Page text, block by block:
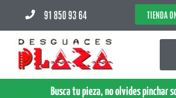
91 850 93 64 TIENDA
Busca tu pieza, no olvides pinchar